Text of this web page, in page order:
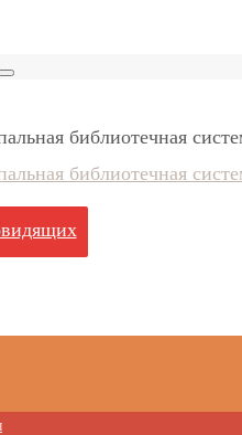
Поиск